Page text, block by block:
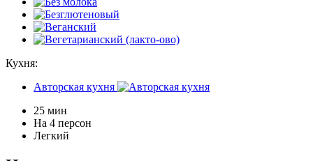
Кухня:
Авторская кухня
25 мин
На 4 персон
Легкий